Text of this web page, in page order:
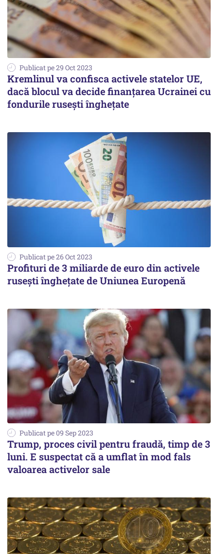
Publicat pe 29 Oct 2023
Kremlinul va confisca activele statelor UE,
dacă blocul va decide finanțarea Ucrainei cu
fondurile rusești înghețate
Publicat pe 26 Oct 2023
Profituri de 3 miliarde de euro din activele
rusești înghețate de Uniunea Europenă
Publicat pe 09 Sep 2023
Trump, proces civil pentru fraudă, timp de 3
luni. E suspectat că a umflat în mod fals
valoarea activelor sale